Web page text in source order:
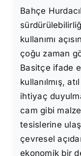
Bahçe
kullanımı
çoğu zaman
Basitçe ifade
kullanılmış,
ihtiyaç
cam gibi
tesislerine
çevresel
ekonomik bir